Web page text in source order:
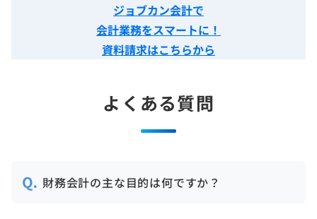
ジョブカン会計で
会計業務をスマートに！
資料請求はこちらから
よくある質問
財務会計の主な目的は何ですか？